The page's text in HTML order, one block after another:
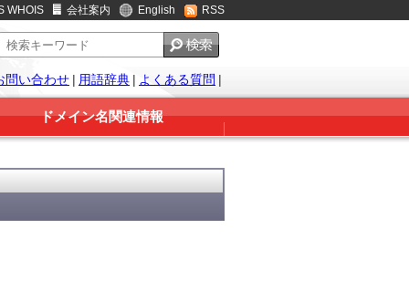
WHOIS 会社案内 English RSS
問い合わせ | 用語辞典 | よくある質問 |
ドメイン名関連情報